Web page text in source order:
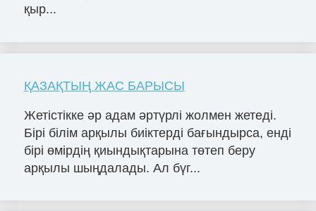
қыр...
ҚАЗАҚТЫҢ ЖАС БАРЫСЫ
Жетістікке әр адам әртүрлі жолмен жетеді.
Бірі білім арқылы биіктерді бағындырса, енді
бірі өмірдің қиындықтарына төтеп беру
арқылы шыңдалады. Ал бүг...